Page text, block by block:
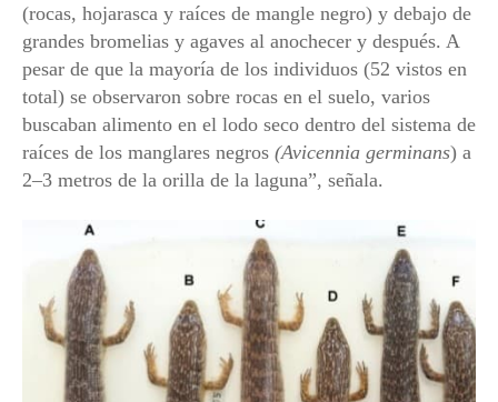
(rocas, hojarasca y raíces de mangle negro) y debajo de
grandes bromelias y agaves al anochecer y después. A
pesar de que la mayoría de los individuos (52 vistos en
total) se observaron sobre rocas en el suelo, varios
buscaban alimento en el lodo seco dentro del sistema de
raíces de los manglares negros (Avicennia germinans) a
2–3 metros de la orilla de la laguna”, señala.